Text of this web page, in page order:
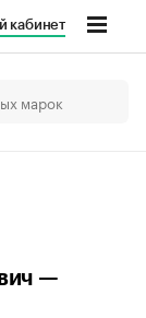
кабинет
—